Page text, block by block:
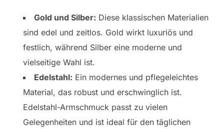
Gold und Silber: Diese klassischen Materialien
sind edel und zeitlos. Gold wirkt luxuriös und
festlich, während Silber eine moderne und
vielseitige Wahl ist.
Edelstahl: Ein modernes und pflegeleichtes
Material, das robust und erschwinglich ist.
Edelstahl-Armschmuck passt zu vielen
Gelegenheiten und ist ideal für den täglichen